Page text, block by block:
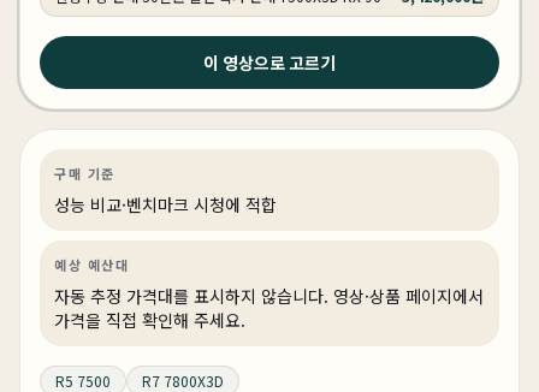
이 영상으로 고르기
2026년 4월 15일
7500X3D 9700X 그런데 7800X3D까지... (가성비 최고
의 QHD 컴퓨터 견적/ 붉은사막 추천)
구매 기준
성능 비교·벤치마크 시청에 적합
예상 예산대
자동 추정 가격대를 표시하지 않습니다. 영상·상품 페이지에서
가격을 직접 확인해 주세요.
R5 7500 R7 7800X3D